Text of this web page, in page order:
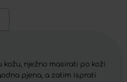
kožu, nježno masirati po koži
pjena, a zatim isprati